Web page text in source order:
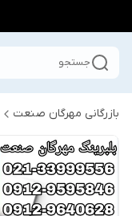
جستجو
بازرگانی مهرگان صنعت